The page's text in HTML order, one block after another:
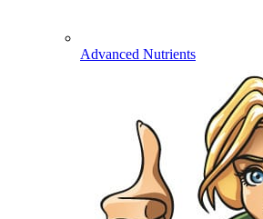
Advanced Nutrients